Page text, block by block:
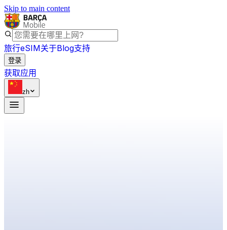
Skip to main content
旅行eSIM关于Blog支持
登录
获取应用
zh